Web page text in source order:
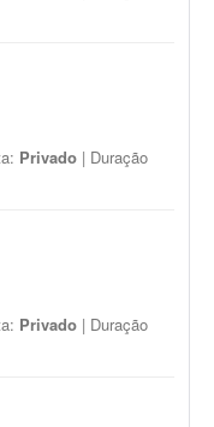
Privado | Duração
Privado | Duração